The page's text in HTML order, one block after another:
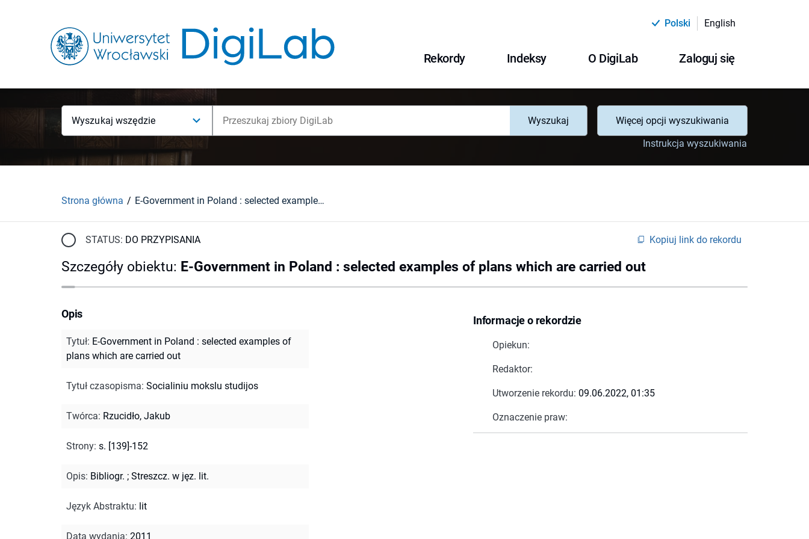
Polski English
Rekordy Indeksy O DigiLab Zaloguj się
Wyszukaj wszędzie Wyszukaj
Więcej opcji wyszukiwania
Instrukcja wyszukiwania
Strona główna E-Government in Poland : selected examples of plans which are carried out
STATUS: DO PRZYPISANIA Kopiuj link do rekordu
Szczegóły obiektu: E-Government in Poland : selected examples of plans which are carried out
Informacje o rekordzie
Opiekun:
Redaktor:
Utworzenie rekordu: 09.06.2022, 01:35
Oznaczenie praw:
Opis
Tytuł: E-Government in Poland : selected examples of
plans which are carried out
Tytuł czasopisma: Socialiniu mokslu studijos
Twórca: Rzucidło, Jakub
Strony: s. [139]-152
Opis: Bibliogr. ; Streszcz. w jęz. lit.
Język Abstraktu: lit
Data wydania: 2011